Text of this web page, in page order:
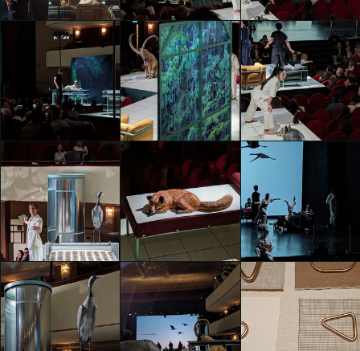
Clara Agustina Clara Agustina Clara Agustina
Staging Modernity
Clara Agustina
Staging Modernity
Clara Agustina
Staging Modernity
Clara Agustina
Staging Modernity
Clara Agustina
Staging Modernity
Clara Agustina
Staging Modernity
Clara Agustina